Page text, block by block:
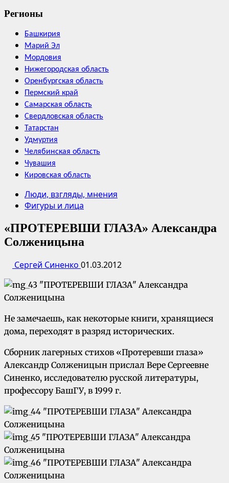
Регионы
Башкирия
Марий Эл
Мордовия
Нижегородская область
Оренбургская область
Пермский край
Самарская область
Свердловская область
Татарстан
Удмуртия
Челябинская область
Чувашия
Кировская область
Люди, взгляды, мнения
Фигуры и лица
«ПРОТЕРЕВШИ ГЛАЗА» Александра
Солженицына
Сергей Синенко 01.03.2012
Не замечаешь, как некоторые книги, хранящиеся
дома, переходят в разряд исторических.
Сборник лагерных стихов «Протеревши глаза»
Александр Солженицын прислал Вере Сергеевне
Синенко, исследователю русской литературы,
профессору БашГУ, в 1999 г.